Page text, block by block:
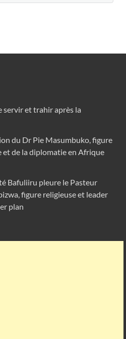
servir et trahir après la
du Dr Pie Masumbuko, figure
et de la diplomatie en Afrique
Bafuliiru pleure le Pasteur
figure religieuse et leader
plan